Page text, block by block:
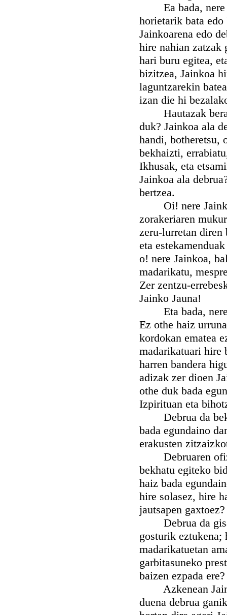
Ea bada, nere
horietarik bata edo
Jainkoarena edo
hire nahian zatzak
hari buru egitea,
bizitzea, Jainkoa
laguntzarekin
izan die hi
Hautazak
duk? Jainkoa ala
handi, botheretsu,
bekhaizti,
Ikhusak, eta
Jainkoa ala
bertzea.
Oi! nere
zorakeriaren
zeru-lurretan diren
eta
o! nere Jainkoa,
madarikatu,
Zer zentzu-
Jainko Jauna!
Eta bada, nere
Ez othe haiz
kordokan ematea
madarikatuari hire
harren bandera
adizak zer dioen
othe duk bada
Izpirituan eta
Debrua da
bada egundaino
erakusten
Debruaren
bekhatu egiteko
haiz bada
hire solasez, hire
jautsapen gaxtoez?
Debrua da gisa
gosturik eztukena;
madarikatuetan
garbitasuneko
baizen ezpada ere?
Azkenean
duena debrua